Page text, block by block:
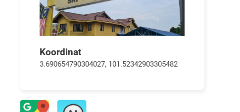
Koordinat
3.690654790304027, 101.52342903305482